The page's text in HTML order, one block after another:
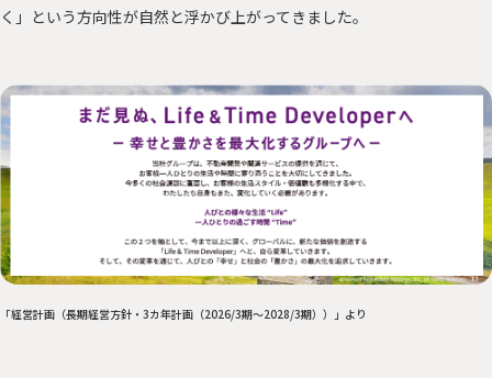
く」という方向性が自然と浮かび上がってきました。
「経営計画（長期経営方針・3カ年計画（2026/3期～2028/3期））」 より